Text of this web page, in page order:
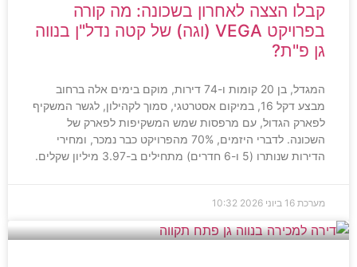
קבלו הצצה לאחרון בשכונה: מה קורה
בפרויקט VEGA (וגה) של קטה נדל"ן בנווה
גן פ"ת?
המגדל, בן 20 קומות ו-74 דירות, מוקם בימים אלה ברחוב
מבצע דקל 16, במיקום אסטרטגי, סמוך לקהילון, לגשר המשקיף
לפארק הגדול, עם מרפסות שמש המשקיפות לפארק של
השכונה. לדברי היזמים, 70% מהפרויקט כבר נמכר, ומחירי
הדירות שנותרו (5 ו-6 חדרים) מתחילים ב-3.97 מיליון שקלים.
מערכת 16 ביוני 2026 10:32